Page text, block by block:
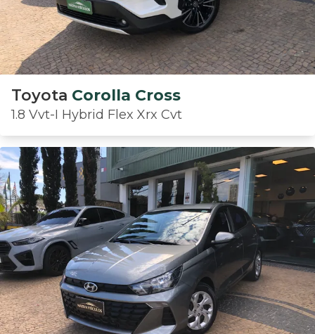
Toyota Corolla Cross
1.8 Vvt-I Hybrid Flex Xrx Cvt